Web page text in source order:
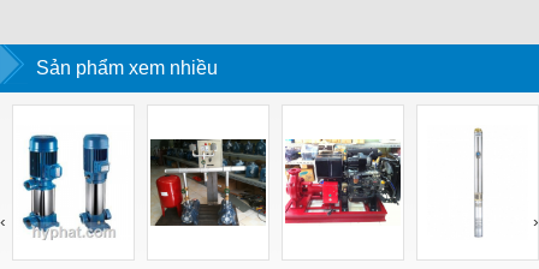
Sản phẩm xem nhiều
‹ ›